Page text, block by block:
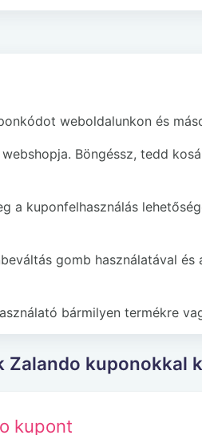
weboldalunkon és
Böngéssz, tedd
a kuponfelhasználás
gomb használatával
bármilyen termékre
Zalando kuponokkal
kupont